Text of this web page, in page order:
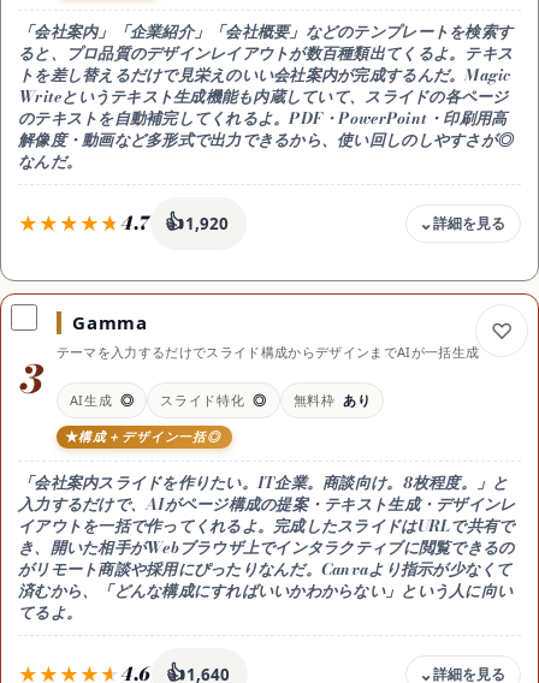
テキスト（コピペ後にWordやCanvaに流し込み）
日本語
◎ 高品質
スマホ
iOS / Android アプリあり
「会社案内」「企業紹介」「会社概要」などのテンプレートを検索す
ると、プロ品質のデザインレイアウトが数百種類出てくるよ。テキス
トを差し替えるだけで見栄えのいい会社案内が完成するんだ。Magic
Writeというテキスト生成機能も内蔵していて、スライドの各ページ
のテキストを自動補完してくれるよ。PDF・PowerPoint・印刷用高
解像度・動画など多形式で出力できるから、使い回しのしやすさが◎
なんだ。
4.7 👍1,920
料金
無料 / Pro 月1,180円（年払い月約692円）
無料枠
無料プランでも多数のテンプレート・素材が使える
向く人
デザインが苦手でもおしゃれな会社案内を仕上げたい人
出力形式
PDF・PNG・PPT・MP4など多形式対応
日本語
◎ 日本語テンプレート・フォント豊富
スマホ
iOS / Android アプリあり
3
Gamma
テーマを入力するだけでスライド構成からデザインまでAIが一括生成
AI生成 ◎ スライド特化 ◎ 無料枠 あり
構成＋デザイン一括◎
「会社案内スライドを作りたい。IT企業。商談向け。8枚程度。」と
入力するだけで、AIがページ構成の提案・テキスト生成・デザインレ
イアウトを一括で作ってくれるよ。完成したスライドはURLで共有で
き、開いた相手がWebブラウザ上でインタラクティブに閲覧できるの
がリモート商談や採用にぴったりなんだ。Canvaより指示が少なくて
済むから、「どんな構成にすればいいかわからない」という人に向い
てるよ。
4.6 👍1,640